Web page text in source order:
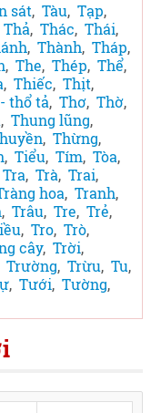
sát, Tàu, Tạp,
Thả, Thác, Thái,
, Thành, Tháp,
, The, Thép, Thể,
, Thiếc, Thịt,
thổ tả, Thơ, Thờ,
, Thung lũng,
, Thừng,
, Tiểu, Tím, Tòa,
Tra, Trà, Trai,
hoa, Tranh,
, Trâu, Tre, Trẻ,
, Tro, Trò,
cây, Trời,
Trường, Trừu, Tu,
, Tưới, Tường,